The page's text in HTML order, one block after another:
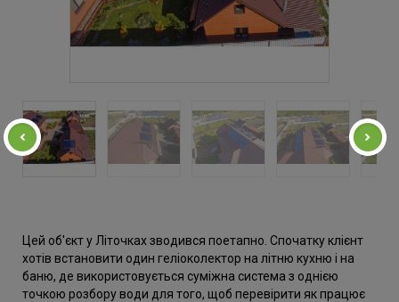
Цей об'єкт у Літочках зводився поетапно. Спочатку клієнт
хотів встановити один геліоколектор на літню кухню і на
баню, де використовується суміжна система з однією
точкою розбору води для того, щоб перевірити як працює